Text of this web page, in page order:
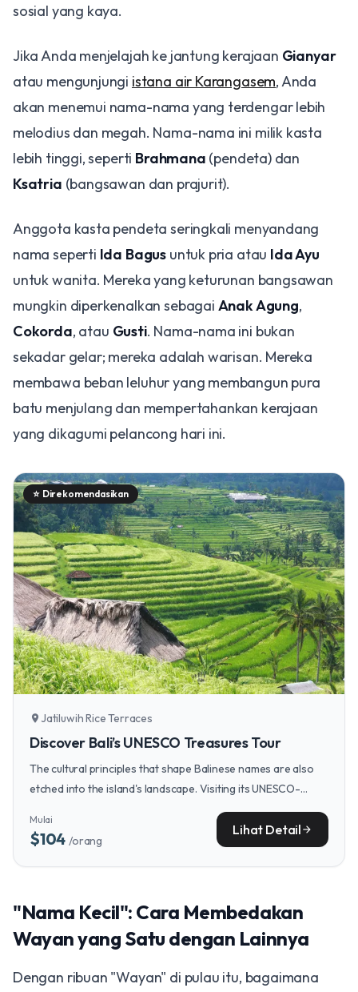
sosial yang kaya.
Jika Anda menjelajah ke jantung kerajaan Gianyar
atau mengunjungi istana air Karangasem, Anda
akan menemui nama-nama yang terdengar lebih
melodius dan megah. Nama-nama ini milik kasta
lebih tinggi, seperti Brahmana (pendeta) dan
Ksatria (bangsawan dan prajurit).
Anggota kasta pendeta seringkali menyandang
nama seperti Ida Bagus untuk pria atau Ida Ayu
untuk wanita. Mereka yang keturunan bangsawan
mungkin diperkenalkan sebagai Anak Agung,
Cokorda, atau Gusti. Nama-nama ini bukan
sekadar gelar; mereka adalah warisan. Mereka
membawa beban leluhur yang membangun pura
batu menjulang dan mempertahankan kerajaan
yang dikagumi pelancong hari ini.
⭐ Direkomendasikan
location_on Jatiluwih Rice Terraces
Discover Bali’s UNESCO Treasures Tour
The cultural principles that shape Balinese names are also
etched into the island's landscape. Visiting its UNESCO-
protected sites reveals how spiritual beliefs and community
harmony have sculpted Bali's most iconic terraces and
temples for generations.
Mulai
$104 /orang
Lihat Detail arrow_forward
"Nama Kecil": Cara Membedakan
Wayan yang Satu dengan Lainnya
Dengan ribuan "Wayan" di pulau itu, bagaimana